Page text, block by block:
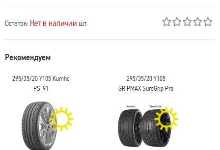
Остаток: Нет в наличии шт.
Рекомендуем
295/35/20 Y105 Kumho
PS-91
295/35/20 Y105
GRIPMAX SureGrip Pro